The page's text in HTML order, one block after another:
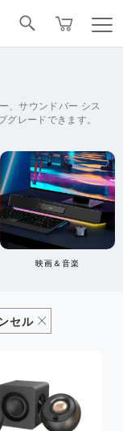
、サウンドバー シス
グレードできます。
映画＆音楽
セル